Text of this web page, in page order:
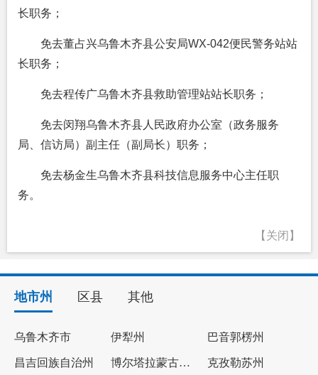
长职务；
免去董占兴乌鲁木齐县公安局WX-042便民警务站站
长职务；
免去程传广乌鲁木齐县救助管理站站长职务；
免去闵翔乌鲁木齐县人民政府办公室（政务服务
局、信访局）副主任（副局长）职务；
免去杨金生乌鲁木齐县科技信息服务中心主任职
务。
【关闭】
地市州 区县 其他
乌鲁木齐市 伊犁州 巴音郭楞州
昌吉回族自治州 博尔塔拉蒙古自治州 克孜勒苏州